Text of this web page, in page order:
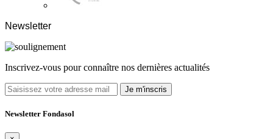
Newsletter
Inscrivez-vous pour connaître nos dernières actualités
Je m'inscris
Newsletter Fondasol